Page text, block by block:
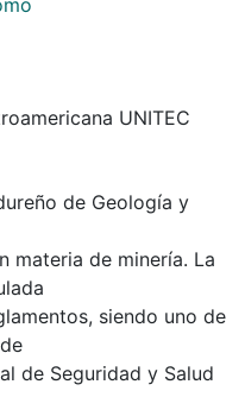
UNITEC
de Geología y
materia de minería. La
siendo uno de
de Seguridad y Salud